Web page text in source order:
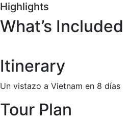
Highlights
What’s Included
Itinerary
Un vistazo a Vietnam en 8 días
Tour Plan